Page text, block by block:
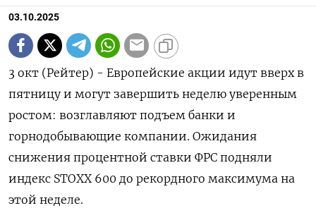
03.10.2025
3 окт (Рейтер) - Европейские акции идут вверх в
пятницу и могут завершить неделю уверенным
ростом: возглавляют подъем банки и
горнодобывающие компании. Ожидания
снижения процентной ставки ФРС подняли
индекс STOXX 600 до рекордного максимума на
этой неделе.